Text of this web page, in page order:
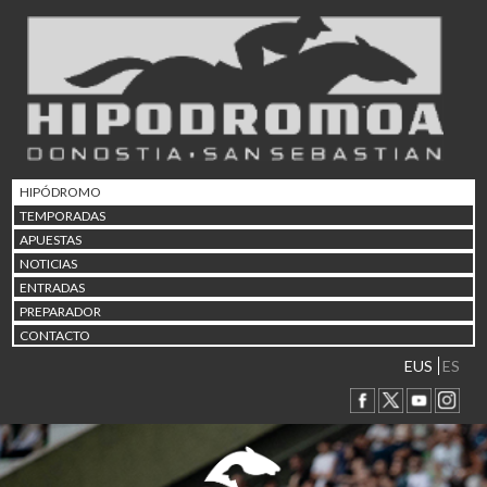
HIPÓDROMO
TEMPORADAS
APUESTAS
NOTICIAS
ENTRADAS
PREPARADOR
CONTACTO
EUS ES
02/08 17:30 Abuztuaren 2a / 2 de
Abuztuaren 9a / 9 de
12/08 12:24 Abuztaren 12a / 12 de
15/08 17:05 Abuztuaren 15a / 15 de
23/08 17:30 Abuztuaren 23a / 23 de
30/08 17:30 Abuztuaren 30a / 30 de
02/09 11:15
06/09 17:30 Irailaren 6a / 6 de
Irailaren 13a / 13 de
30/09 11:30 Irailaren 30a / 30 de